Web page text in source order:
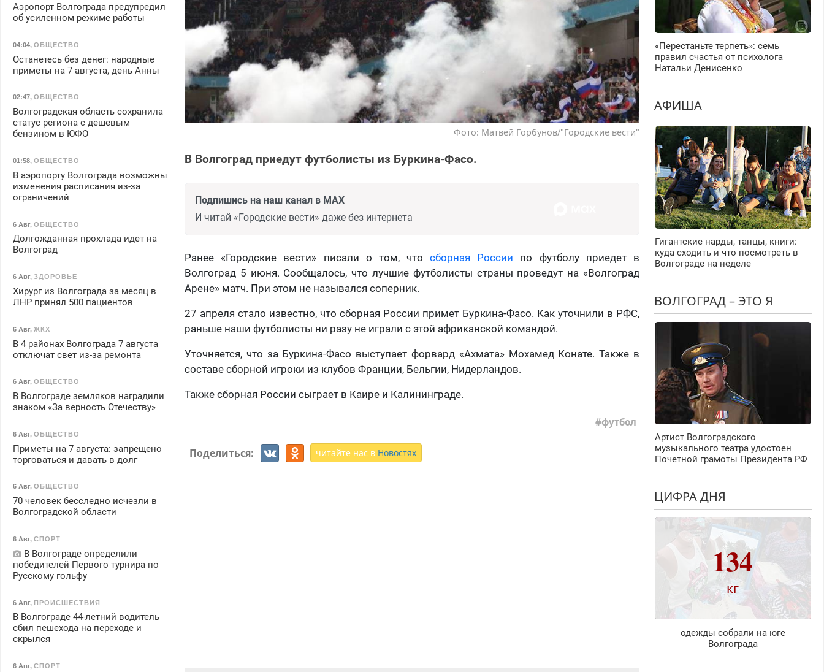
Фото: Матвей Горбунов/"Городские вести"
В Волгоград приедут футболисты из Буркина-Фасо.
Подпишись на наш канал в MAX
И читай «Городские вести» даже без интернета
Ранее «Городские вести» писали о том, чтосборная России по футболу приедет в
Волгоград 5 июня. Сообщалось, что лучшие футболисты страны проведут на «Волгоград
Арене» матч. При этом не назывался соперник.
27 апреля стало известно, что сборная России примет Буркина-Фасо. Как уточнили в РФС,
раньше наши футболисты ни разу не играли с этой африканской командой.
Уточняется, что за Буркина-Фасо выступает форвард «Ахмата» Мохамед Конате. Также в
составе сборной игроки из клубов Франции, Бельгии, Нидерландов.
Также сборная России сыграет в Каире и Калининграде.
футбол
Поделиться: читайте нас в Новостях
Аэропорт Волгограда предупредил
об усиленном режиме работы
04:04, ОБЩЕСТВО
Останетесь без денег: народные
приметы на 7 августа, день Анны
02:47, ОБЩЕСТВО
Волгоградская область сохранила
статус региона с дешевым
бензином в ЮФО
01:58, ОБЩЕСТВО
В аэропорту Волгограда возможны
изменения расписания из-за
ограничений
6 Авг, ОБЩЕСТВО
Долгожданная прохлада идет на
Волгоград
6 Авг, ЗДОРОВЬЕ
Хирург из Волгограда за месяц в
ЛНР принял 500 пациентов
6 Авг, ЖКХ
В 4 районах Волгограда 7 августа
отключат свет из-за ремонта
6 Авг, ОБЩЕСТВО
В Волгограде земляков наградили
знаком «За верность Отечеству»
6 Авг, ОБЩЕСТВО
Приметы на 7 августа: запрещено
торговаться и давать в долг
6 Авг, ОБЩЕСТВО
70 человек бесследно исчезли в
Волгоградской области
6 Авг, СПОРТ
В Волгограде определили
победителей Первого турнира по
Русскому гольфу
6 Авг, ПРОИСШЕСТВИЯ
В Волгограде 44-летний водитель
сбил пешехода на переходе и
скрылся
6 Авг, СПОРТ
«Перестаньте терпеть»: семь
правил счастья от психолога
Натальи Денисенко
АФИША
Гигантские нарды, танцы, книги:
куда сходить и что посмотреть в
Волгограде на неделе
ВОЛГОГРАД – ЭТО Я
Артист Волгоградского
музыкального театра удостоен
Почетной грамоты Президента РФ
ЦИФРА ДНЯ
134
кг
одежды собрали на юге
Волгограда